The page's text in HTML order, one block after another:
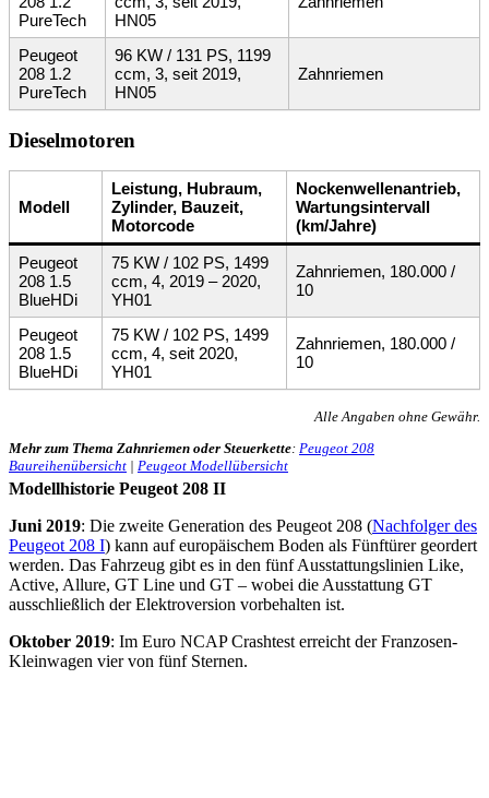
PureTech
HN05
Peugeot
208 1.2
PureTech
96 KW / 131 PS, 1199
ccm, 3, seit 2019,
HN05
Zahnriemen
Dieselmotoren
Modell
Leistung, Hubraum,
Zylinder, Bauzeit,
Motorcode
Nockenwellenantrieb,
Wartungsintervall
(km/Jahre)
Peugeot
208 1.5
BlueHDi
75 KW / 102 PS, 1499
ccm, 4, 2019 – 2020,
YH01
Zahnriemen, 180.000 /
10
Peugeot
208 1.5
BlueHDi
75 KW / 102 PS, 1499
ccm, 4, seit 2020,
YH01
Zahnriemen, 180.000 /
10
Alle Angaben ohne Gewähr.
Mehr zum Thema Zahnriemen oder Steuerkette: Peugeot 208
Baureihenübersicht | Peugeot Modellübersicht
Modellhistorie Peugeot 208 II
Juni 2019: Die zweite Generation des Peugeot 208 (Nachfolger des
Peugeot 208 I) kann auf europäischem Boden als Fünftürer geordert
werden. Das Fahrzeug gibt es in den fünf Ausstattungslinien Like,
Active, Allure, GT Line und GT – wobei die Ausstattung GT
ausschließlich der Elektroversion vorbehalten ist.
Oktober 2019: Im Euro NCAP Crashtest erreicht der Franzosen-
Kleinwagen vier von fünf Sternen.